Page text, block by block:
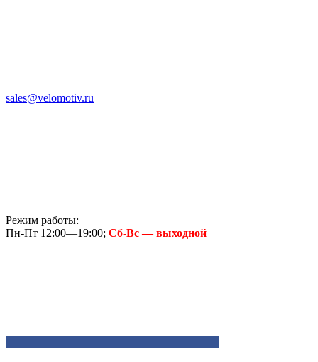
sales@velomotiv.ru
Режим работы:
Пн-Пт 12:00—19:00; Сб-Вс — выходной